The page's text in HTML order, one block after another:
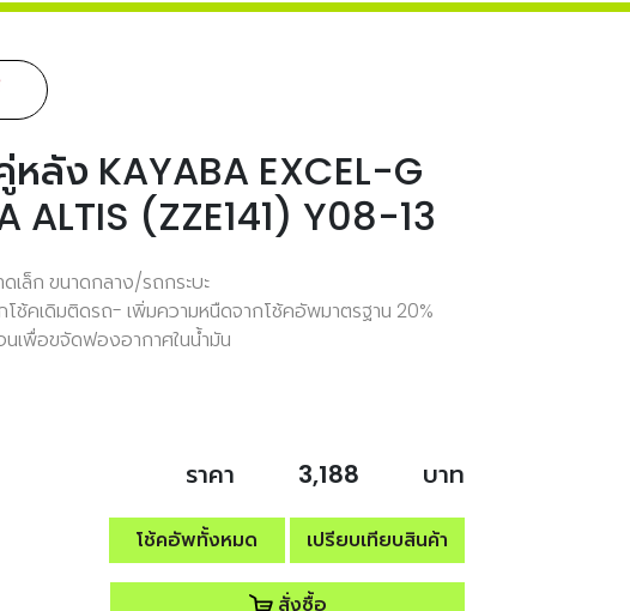
ลัง KAYABA EXCEL-G
ALTIS (ZZE141) Y08-13
เล็ก ขนาดกลาง/รถกระบะ
โช้คเดิมติดรถ- เพิ่มความหนืดจากโช้คอัพมาตรฐาน 20%
นเพื่อขจัดฟองอากาศในน้ำมัน
ราคา 3,188 บาท
โช้คอัพทั้งหมด เปรียบเทียบสินค้า
สั่งซื้อ